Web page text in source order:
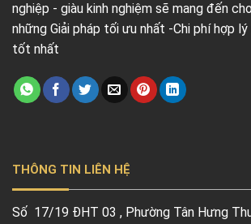
nghiệp - giàu kinh nghiệm sẽ mang đến
những Giải pháp tối ưu nhất -Chi phí hợp
tốt nhất
THÔNG TIN LIÊN HỆ
Số 17/19 ĐHT 03 , Phường Tân Hưng